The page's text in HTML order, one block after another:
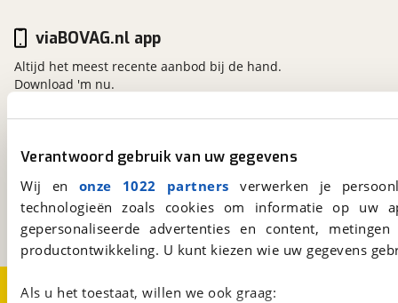
Verantwoord gebruik van uw gegevens
Wij en onze 1022 partners verwerken je
technologieën zoals cookies om informatie op
gepersonaliseerde advertenties en content,
productontwikkeling. U kunt kiezen wie uw gegevens
Als u het toestaat, willen we ook graag:
viaBOVAG.nl
3981 AJ
Bunnik
Een initiatief van
BOVAG
viaBOVAG.nl app
Altijd het meest recente aanbod bij de hand.
Download 'm nu.
Over viaBOVAG.nl
Disclaimer- en Privacyverklaring